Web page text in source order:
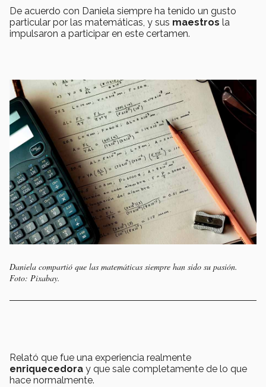
De acuerdo con Daniela siempre ha tenido un gusto
particular por las matemáticas, y sus maestros la
impulsaron a participar en este certamen.
Daniela compartió que las matemáticas siempre han sido su pasión.
Foto: Pixabay.
Relató que fue una experiencia realmente
enriquecedora y que sale completamente de lo que
hace normalmente.